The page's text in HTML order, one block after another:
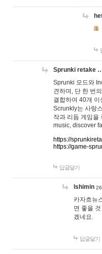
Sprunki retake
Sprunki 모드와
견하며, 단 한 번
결합하여 40개
Scrunkly는 사랑
작과 리듬 게임을
music, discover
https://
https://game-
답글달기
lshimin
카자흐뉴
면 좋을
겠네요.
답글달기